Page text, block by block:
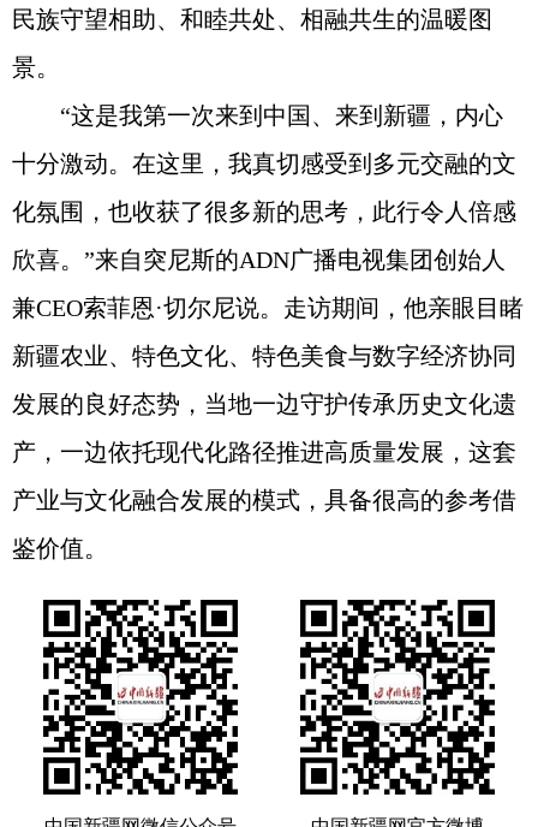
民族守望相助、和睦共处、相融共生的温暖图
景。
“这是我第一次来到中国、来到新疆，内心
十分激动。在这里，我真切感受到多元交融的文
化氛围，也收获了很多新的思考，此行令人倍感
欣喜。”来自突尼斯的ADN广播电视集团创始人
兼CEO索菲恩·切尔尼说。走访期间，他亲眼目睹
新疆农业、特色文化、特色美食与数字经济协同
发展的良好态势，当地一边守护传承历史文化遗
产，一边依托现代化路径推进高质量发展，这套
产业与文化融合发展的模式，具备很高的参考借
鉴价值。